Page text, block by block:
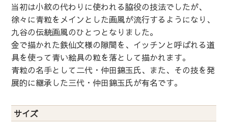
当初は小紋の代わりに使われる脇役の技法でしたが、
徐々に青粒をメインとした画風が流行するようになり、
九谷の伝統画風のひとつとなりました。
金で描かれた鉄仙文様の隙間を、イッチンと呼ばれる道
具を使って青い絵具の粒を落として描かれます。
青粒の名手として二代・仲田錦玉氏、また、その技を発
展的に継承した三代・仲田錦玉氏が有名です。
サイズ